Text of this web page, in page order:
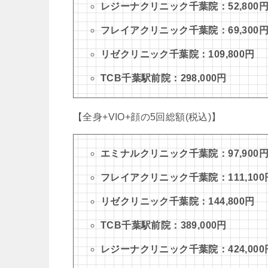
レジーナクリニック千葉院：52,800円
フレイアクリニック千葉院：69,300円
リゼクリニック千葉院：109,800円
TCB千葉駅前院：298,000円
【全身+VIO+顔の5回総額(税込)】
エミナルクリニック千葉院：97,900
フレイアクリニック千葉院：111,100
リゼクリニック千葉院：144,800円
TCB千葉駅前院：389,000円
レジーナクリニック千葉院：424,000